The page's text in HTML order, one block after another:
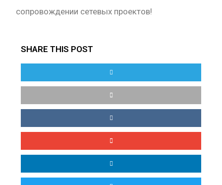
сопровождении сетевых проектов!
SHARE THIS POST